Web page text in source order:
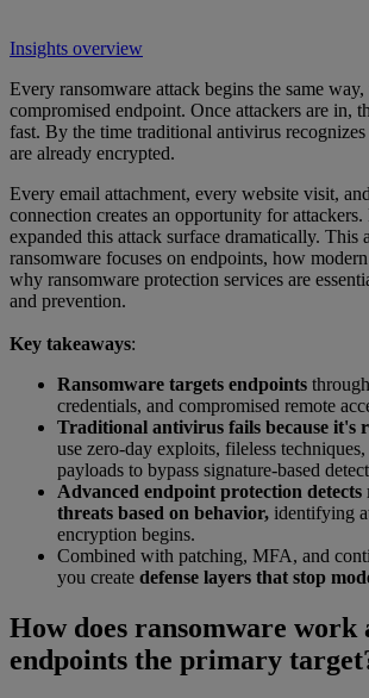
Insights overview
Every ransomware attack begins the same
compromised endpoint. Once attackers are in,
fast. By the time traditional antivirus
are already encrypted.
Every email attachment, every website visit,
connection creates an opportunity for
expanded this attack surface dramatically. This
ransomware focuses on endpoints, how
why ransomware protection services are
and prevention.
Key takeaways:
Ransomware targets endpoints
credentials, and compromised remote
Traditional antivirus fails because it's
use zero-day exploits, fileless
payloads to bypass signature-based
Advanced endpoint protection detects
threats based on behavior, identifying
encryption begins.
Combined with patching, MFA, and
you create defense layers that stop
How does ransomware work
endpoints the primary